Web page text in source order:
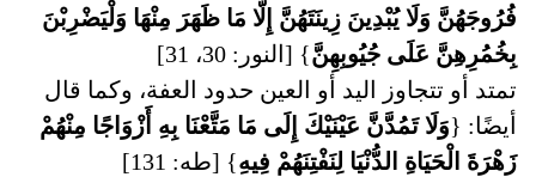
فُرُوجَهُنَّ وَلَا يُبْدِينَ زِينَتَهُنَّ إِلَّا مَا ظَهَرَ مِنْهَا وَلْيَضْرِبْنَ
بِخُمُرِهِنَّ عَلَى جُيُوبِهِنَّ} [النور: 30، 31]
تمتد أو تتجاوز اليد أو العين حدود العفة، وكما قال
أيضًا: {وَلَا تَمُدَّنَّ عَيْنَيْكَ إِلَى مَا مَتَّعْنَا بِهِ أَزْوَاجًا مِنْهُمْ
زَهْرَةَ الْحَيَاةِ الدُّنْيَا لِنَفْتِنَهُمْ فِيهِ} [طه: 131]